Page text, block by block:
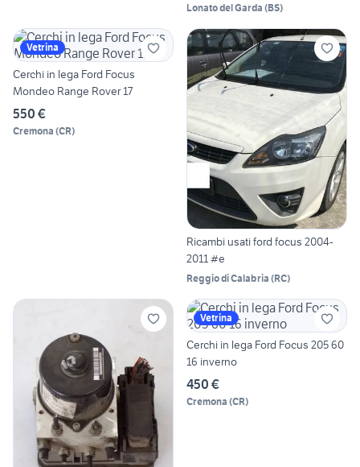
Lonato del Garda (BS)
Vetrina
Cerchi in lega Ford Focus
Mondeo Range Rover 17
550 €
Cremona (CR)
Ricambi usati ford focus 2004-
2011 #e
Reggio di Calabria (RC)
Vetrina
Cerchi in lega Ford Focus 205 60
16 inverno
450 €
Cremona (CR)